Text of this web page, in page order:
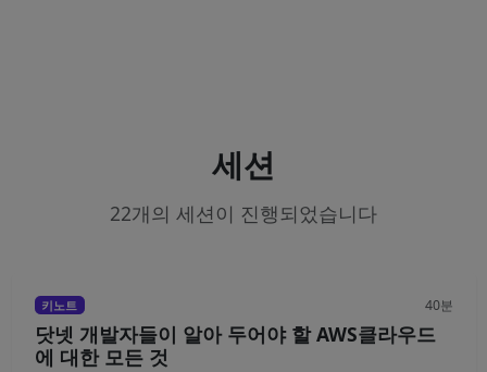
세션
22개의 세션이 진행되었습니다
키노트 40분
닷넷 개발자들이 알아 두어야 할 AWS클라우드
에 대한 모든 것